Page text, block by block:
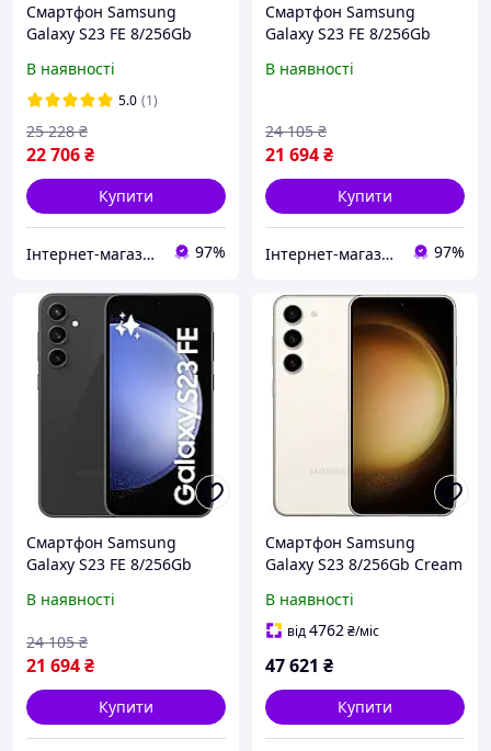
Смартфон Samsung
Galaxy S23 FE 8/256Gb
В наявності
5.0 (1)
22 706₴
25 228 ₴
Купити
Інтернет-магазин "Гаджети" 97%
Смартфон Samsung
Galaxy S23 FE 8/256Gb
В наявності
21 694₴
24 105 ₴
Купити
Інтернет-магазин "Гаджети" 97%
Смартфон Samsung
Galaxy S23 FE 8/256Gb
В наявності
21 694₴
24 105 ₴
Купити
Смартфон Samsung
Galaxy S23 8/256Gb Cream
В наявності
від4762₴/міс
47 621 ₴
Купити